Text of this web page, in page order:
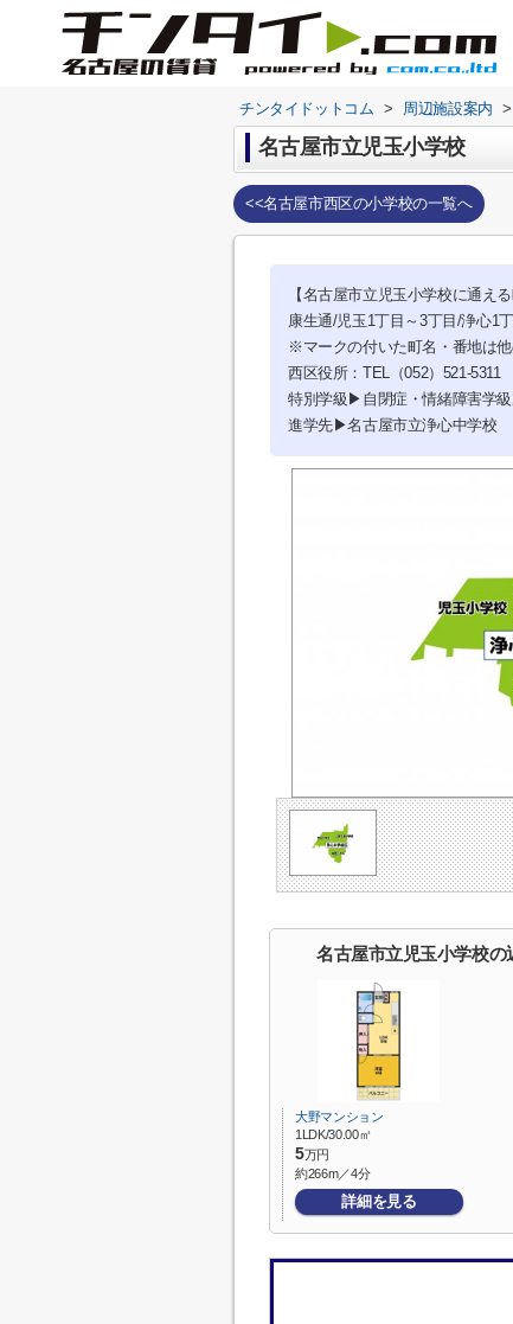
チンタイドットコム > 周辺施設案内 >
名古屋市立児玉小学校
<<名古屋市西区の小学校の一覧へ
【名古屋市立児玉小学校に通える
康生通/児玉1丁目～3丁目/浄心
※マークの付いた町名・番地は
西区役所：TEL（052）521-5311
特別学級▶自閉症・情緒障害学級
進学先▶名古屋市立浄心中学校
名古屋市立児玉小学校の
大野マンション
1LDK/30.00㎡
5万円
約266m／4分
詳細を見る